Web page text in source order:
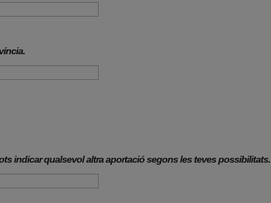
indicar qualsevol altra aportació segons les teves possibilitats.